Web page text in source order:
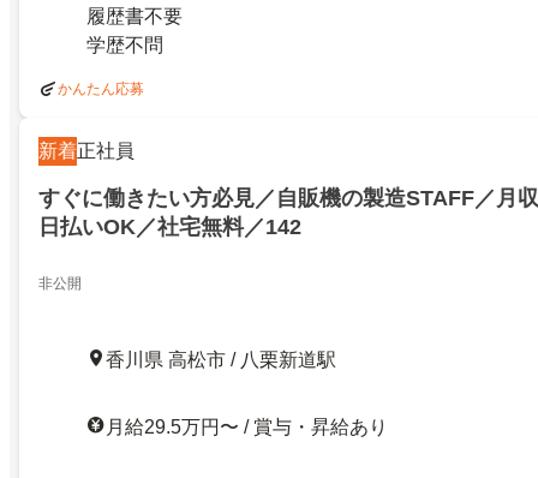
履歴書不要
学歴不問
かんたん応募
新着正社員
すぐに働きたい方必見／自販機の製造STAFF／月
日払いOK／社宅無料／142
非公開
香川県 高松市 / 八栗新道駅
月給29.5万円〜 / 賞与・昇給あり